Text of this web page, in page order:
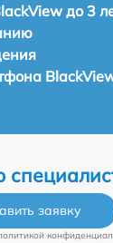
до 3
заявку